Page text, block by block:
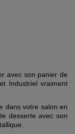
avec son panier de
Industriel vraiment
dans votre salon en
desserte avec son